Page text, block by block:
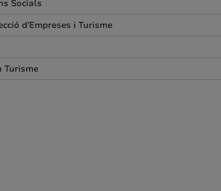
Socials
d'Empreses i Turisme
Turisme